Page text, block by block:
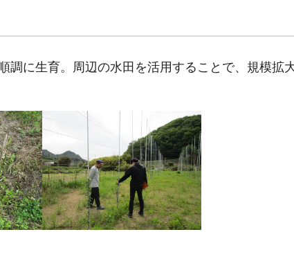
調に生育。周辺の水田を活用することで、規模拡